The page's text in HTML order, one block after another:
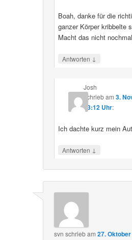
Boah, danke für die
ganzer Körper kribbelte
Macht das nicht
Antworten ↓
Josh
schriebam 3.
13:12 Uhr:
Ich dachte kurz mein
Antworten ↓
svn schriebam27.